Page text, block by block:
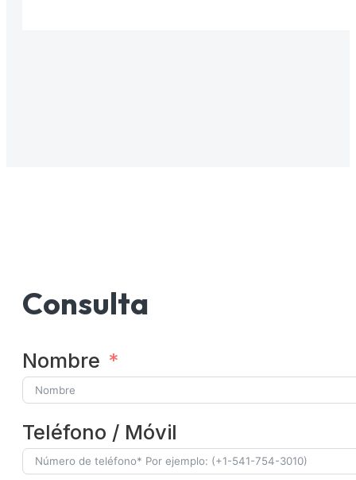
Consulta
Nombre
Teléfono / Móvil